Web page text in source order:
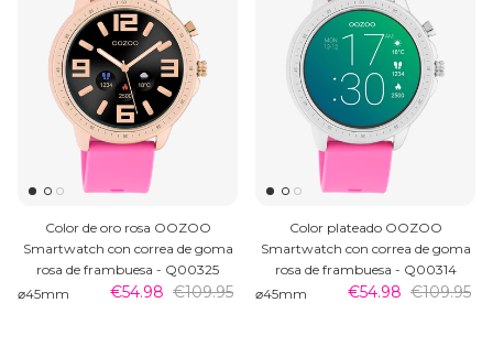
Color de oro rosa OOZOO
Smartwatch con correa de goma
rosa de frambuesa - Q00325
⌀45mm
€54.98 €109.95
Color plateado OOZOO
Smartwatch con correa de goma
rosa de frambuesa - Q00314
⌀45mm
€54.98 €109.95